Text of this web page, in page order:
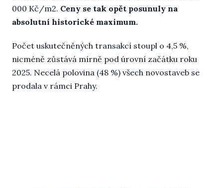
000 Kč/m2. Ceny se tak opět posunuly na
absolutní historické maximum.
Počet uskutečněných transakcí stoupl o 4,5 %,
nicméně zůstává mírně pod úrovní začátku roku
2025. Necelá polovina (48 %) všech novostaveb se
prodala v rámci Prahy.